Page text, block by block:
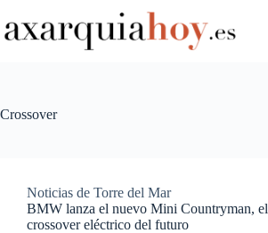
al
contenido
Crossover
Noticias de Torre del Mar
BMW lanza el nuevo Mini Countryman, el
crossover eléctrico del futuro